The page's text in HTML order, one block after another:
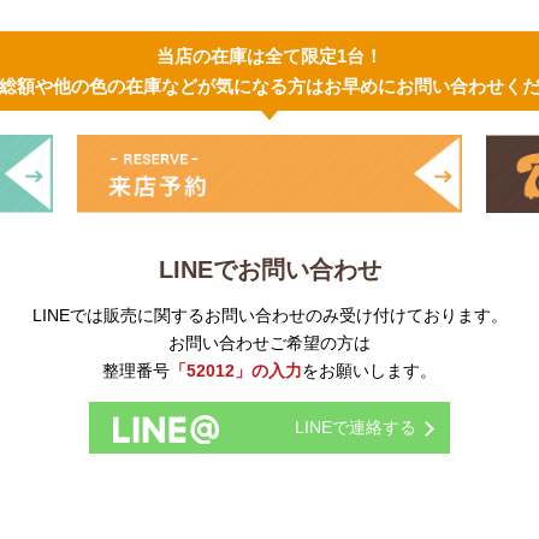
当店の在庫は全て限定1台！
額や他の色の在庫などが気になる方はお早めにお問い合わせく
LINEでお問い合わせ
LINEでは販売に関するお問い合わせのみ受け付けております。
お問い合わせご希望の方は
整理番号 「52012」の入力をお願いします。
LINEで連絡する